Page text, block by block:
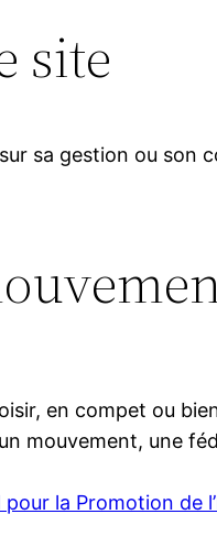
site
sa gestion ou
en compet ou
mouvement, une
la Promotion de